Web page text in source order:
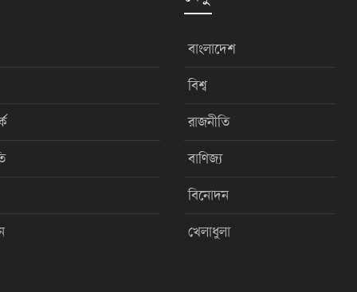
বাংলাদেশ
বিশ্ব
রাজনীতি
বাণিজ্য
বিনোদন
খেলাধুলা